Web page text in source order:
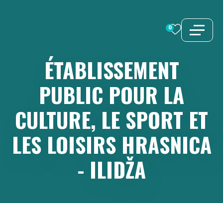
0
ÉTABLISSEMENT
PUBLIC POUR LA
CULTURE, LE SPORT ET
LES LOISIRS HRASNICA
- ILIDŽA